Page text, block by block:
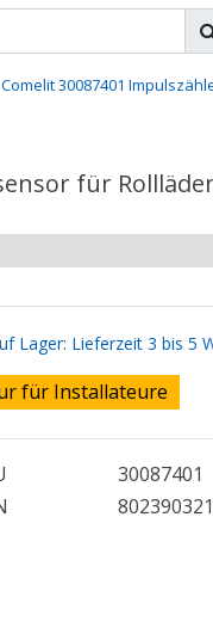
Comelit 30087401
für
Lager: Lieferzeit 3 bis 5
für Installateure
30087401